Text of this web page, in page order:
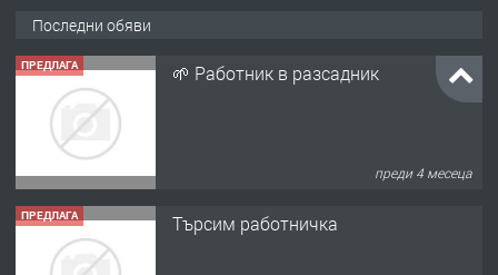
Последни обяви
ПРЕДЛАГА 🌱 Работник в разсадник
преди 4 месеца
ПРЕДЛАГА Търсим работничка